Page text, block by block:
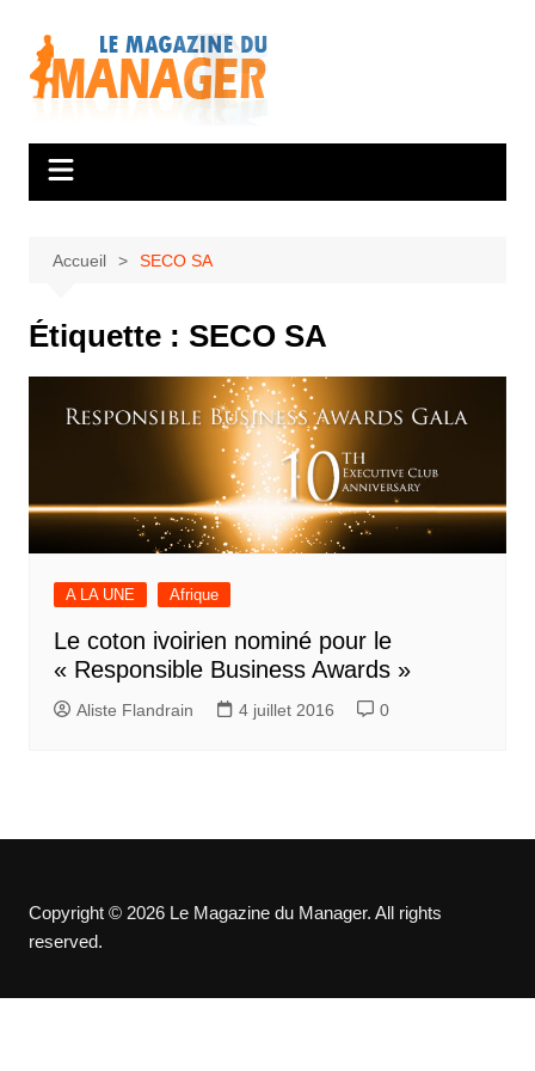
contenu
Accueil SECO SA
Étiquette : SECO SA
A LA UNE Afrique
Le coton ivoirien nominé pour le
« Responsible Business Awards »
Aliste Flandrain 4 juillet 2016 0
Copyright © 2026 Le Magazine du Manager. All rights
reserved.